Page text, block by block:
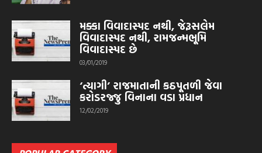
મક્કા વિવાદાસ્પદ નથી, જેરૂસલેમ
વિવાદાસ્પદ નથી, રામજન્મભૂમિ
વિવાદાસ્પદ છે
03/01/2019
‘ત્યાગી’ રાજમાતાની કઠપૂતળી જેવા
કરોડરજ્જુ વિનાના વડા પ્રધાન
12/02/2019